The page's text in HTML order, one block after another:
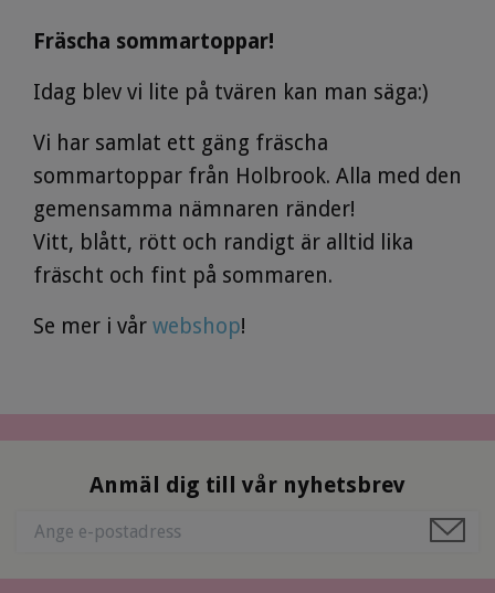
Fräscha sommartoppar!
Idag blev vi lite på tvären kan man säga:)
Vi har samlat ett gäng fräscha
sommartoppar från Holbrook. Alla med den
gemensamma nämnaren ränder!
Vitt, blått, rött och randigt är alltid lika
fräscht och fint på sommaren.
Se mer i vår webshop!
Anmäl dig till vår nyhetsbrev